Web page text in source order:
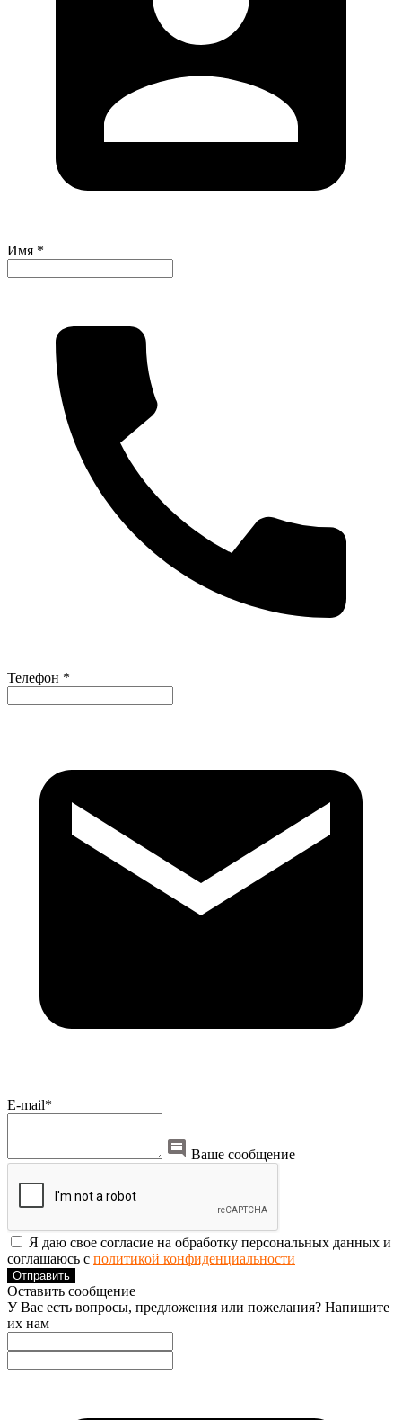
Имя *
Телефон *
E-mail*
Ваше сообщение
Я даю свое согласие на обработку персональных данных и
соглашаюсь с политикой конфиденциальности
Отправить
Оставить сообщение
У Вас есть вопросы, предложения или пожелания? Напишите
их нам